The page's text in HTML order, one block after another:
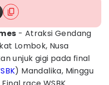
- Atraksi Gendang
Lombok, Nusa
unjuk gigi pada final
) Mandalika, Minggu